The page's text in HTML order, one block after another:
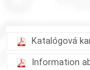
Katalógová
Information